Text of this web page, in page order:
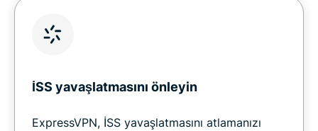
İSS yavaşlatmasını önleyin
ExpressVPN, İSS yavaşlatmasını atlamanızı